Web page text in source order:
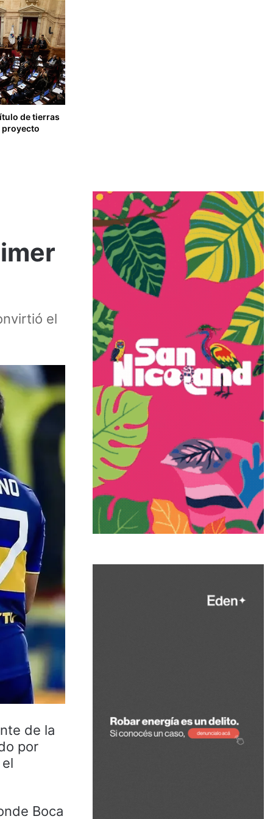
de tierras
proyecto